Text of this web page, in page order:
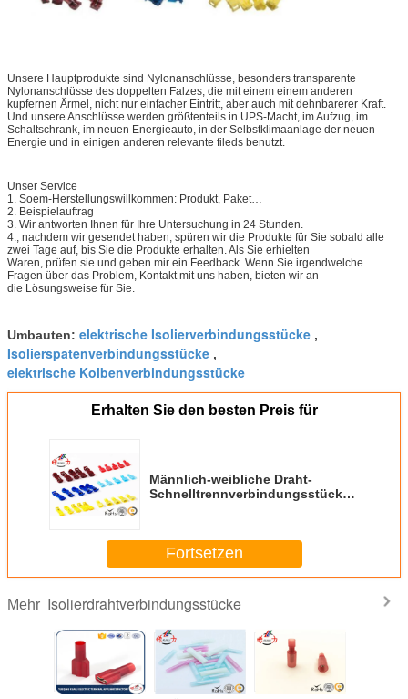
Unsere Hauptprodukte sind Nylonanschlüsse, besonders transparente
Nylonanschlüsse des doppelten Falzes, die mit einem einem anderen
kupfernen Ärmel, nicht nur einfacher Eintritt, aber auch mit dehnbarerer Kraft.
Und unsere Anschlüsse werden größtenteils in UPS-Macht, im Aufzug, im
Schaltschrank, im neuen Energieauto, in der Selbstklimaanlage der neuen
Energie und in einigen anderen relevante fileds benutzt.
Unser Service
1. Soem-Herstellungswillkommen: Produkt, Paket…
2. Beispielauftrag
3. Wir antworten Ihnen für Ihre Untersuchung in 24 Stunden.
4., nachdem wir gesendet haben, spüren wir die Produkte für Sie sobald alle
zwei Tage auf, bis Sie die Produkte erhalten. Als Sie erhielten
Waren, prüfen sie und geben mir ein Feedback. Wenn Sie irgendwelche
Fragen über das Problem, Kontakt mit uns haben, bieten wir an
die Lösungsweise für Sie.
Umbauten: elektrische Isolierverbindungsstücke ,
Isolierspatenverbindungsstücke ,
elektrische Kolbenverbindungsstücke
Erhalten Sie den besten Preis für
Männlich-weibliche Draht-
Schnelltrennverbindungsstücke/
Fortsetzen
Mehr Isolierdrahtverbindungsstücke